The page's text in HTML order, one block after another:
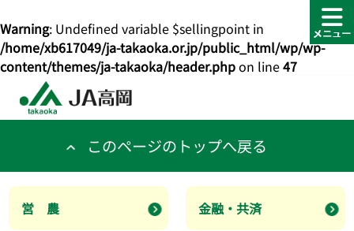
Warning: Undefined variable $sellingpoint in
/home/xb617049/ja-takaoka.or.jp/public_html/wp/wp-
content/themes/ja-takaoka/header.phpon line47
このページのトップへ戻る
営 農 金融・共済